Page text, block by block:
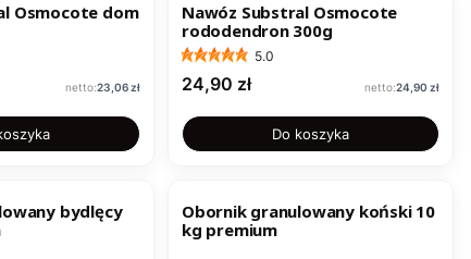
Osmocote dom
Cena
23,06 zł
Nawóz Substral Osmocote
rododendron 300g
5.0
Cena
24,90 zł Cena
24,90 zł
Do koszyka
bydlęcy
Obornik granulowany koński 10
kg premium